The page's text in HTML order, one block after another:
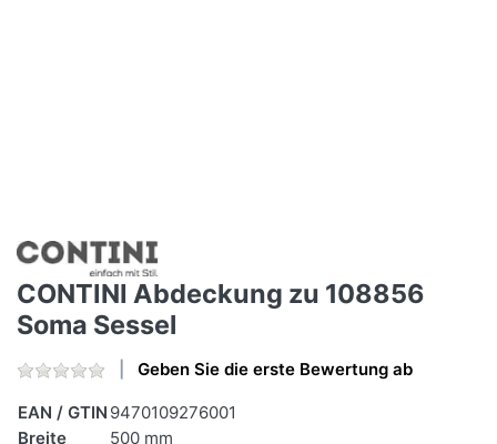
CONTINI Abdeckung zu 108856
Soma Sessel
Geben Sie die erste Bewertung ab
EAN / GTIN 9470109276001
Breite
500 mm